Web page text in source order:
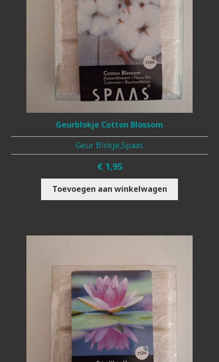
Geurblokje Cotton Blossom
Geur Blokje,spaas
€ 1,95
Toevoegen aan winkelwagen